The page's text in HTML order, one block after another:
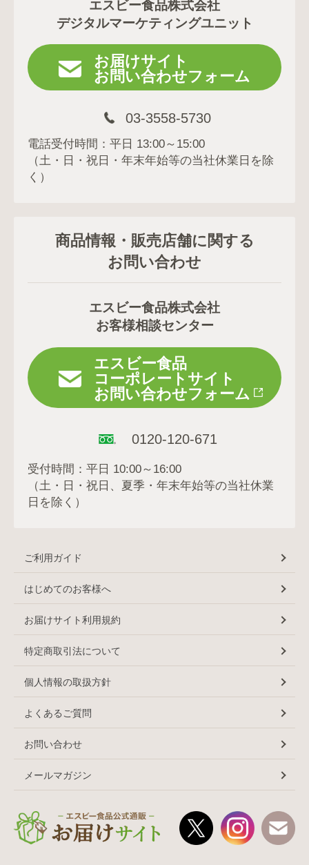
エスビー食品株式会社
デジタルマーケティングユニット
お届けサイト
お問い合わせフォーム
03-3558-5730
電話受付時間：平日 13:00～15:00
（土・日・祝日・年末年始等の当社休業日を除
く）
商品情報・販売店舗に関する
お問い合わせ
エスビー食品株式会社
お客様相談センター
エスビー食品
コーポレートサイト
お問い合わせフォーム
0120-120-671
受付時間：平日 10:00～16:00
（土・日・祝日、夏季・年末年始等の当社休業
日を除く）
ご利用ガイド
はじめてのお客様へ
お届けサイト利用規約
特定商取引法について
個人情報の取扱方針
よくあるご質問
お問い合わせ
メールマガジン